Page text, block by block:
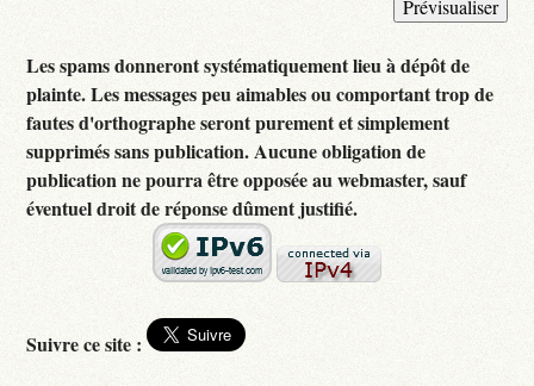
Les spams donneront systématiquement lieu à dépôt de
plainte. Les messages peu aimables ou comportant trop de
fautes d'orthographe seront purement et simplement
supprimés sans publication. Aucune obligation de
publication ne pourra être opposée au webmaster, sauf
éventuel droit de réponse dûment justifié.
Suivre ce site :